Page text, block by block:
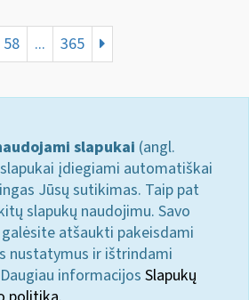
58 ... 365
slapukai (angl.
įdiegiami automatiškai
Jūsų sutikimas. Taip pat
slapukų naudojimu. Savo
atšaukti pakeisdami
nustatymus ir ištrindami
informacijos Slapukų